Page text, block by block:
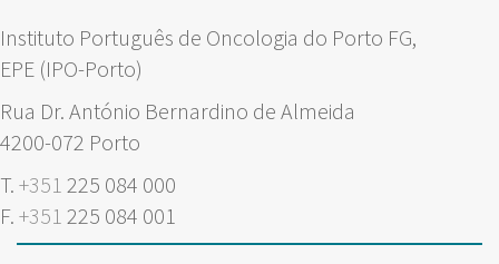
Instituto Português de Oncologia do Porto FG,
EPE (IPO-Porto)
Rua Dr. António Bernardino de Almeida
4200-072 Porto
T. +351 225 084 000
F. +351 225 084 001